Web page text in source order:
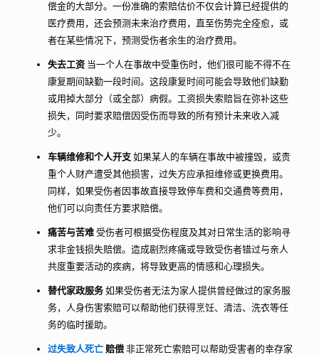
偿金的大部分。一份准确的索赔估价不仅会计算已经提供的
医疗费用，还会预测未来治疗费用，直至伤势完全痊愈，或
者在某些情况下，预测受伤者余生的治疗费用。
失去工资 当一个人在事故中受重伤时，他们很可能不得不在
康复期间缺勤一段时间。这段康复时间可能会导致他们缺勤
或用掉大部分（或全部）病假。工资损失索赔旨在弥补这些
损失，同时要求赔偿因受伤而导致的所有预计未来收入减
少。
车辆维修和个人开支 如果某人的车辆在事故中被撞毁，或贵
重个人财产遭受其他损害，过失方应承担维修或更换费用。
同样，如果受伤者因事故直接导致停车费和交通费等费用，
他们可以向责任方要求赔偿。
痛苦与苦难 受伤者可根据受伤程度及其对日常生活的影响寻
求非金钱损失赔偿。造成剧烈疼痛或导致受伤者错过与亲人
共度重要活动的疾病，将导致更高的情感和心理损失。
替代家政服务 如果受伤者无法为家人提供曾经做过的家务服
务，人身伤害索赔可以帮助他们获得烹饪、清洁、洗衣等任
务的临时援助。
过失致人死亡赔偿 非正常死亡索赔可以帮助受害者的幸存家